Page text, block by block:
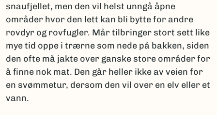
snaufjellet, men den vil helst unngå åpne
områder hvor den lett kan bli bytte for andre
rovdyr og rovfugler. Mår tilbringer stort sett like
mye tid oppe i trærne som nede på bakken, siden
den ofte må jakte over ganske store områder for
å finne nok mat. Den går heller ikke av veien for
en svømmetur, dersom den vil over en elv eller et
vann.